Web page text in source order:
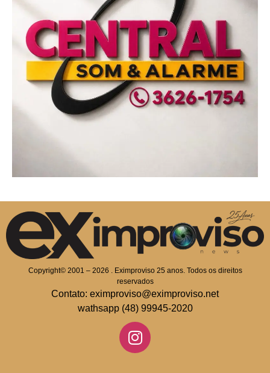
Copyright© 2001 – 2026 . Eximproviso 25 anos. Todos os direitos
reservados
Contato: eximproviso@eximproviso.net
wathsapp (48) 99945-2020